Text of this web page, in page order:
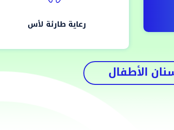
رعاية طارئة لأس
الأطفال